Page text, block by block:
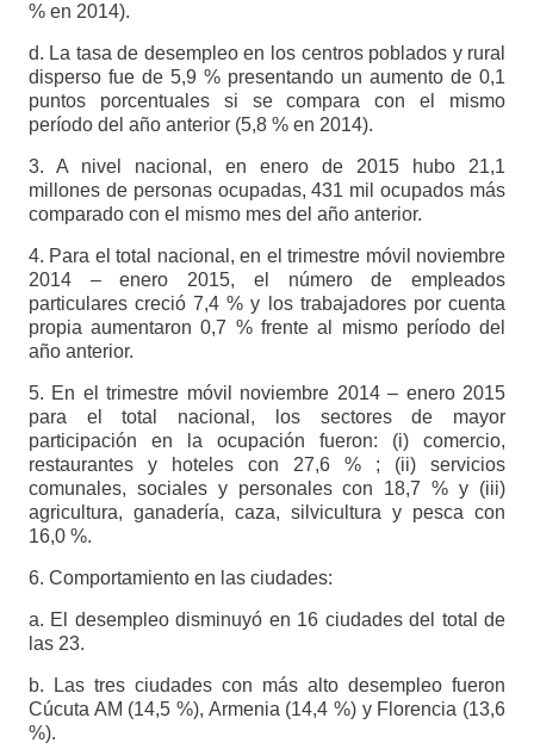
% en 2014).
d. La tasa de desempleo en los centros poblados y rural
disperso fue de 5,9 % presentando un aumento de 0,1
puntos porcentuales si se compara con el mismo
período del año anterior (5,8 % en 2014).
3. A nivel nacional, en enero de 2015 hubo 21,1
millones de personas ocupadas, 431 mil ocupados más
comparado con el mismo mes del año anterior.
4. Para el total nacional, en el trimestre móvil noviembre
2014 – enero 2015, el número de empleados
particulares creció 7,4 % y los trabajadores por cuenta
propia aumentaron 0,7 % frente al mismo período del
año anterior.
5. En el trimestre móvil noviembre 2014 – enero 2015
para el total nacional, los sectores de mayor
participación en la ocupación fueron: (i) comercio,
restaurantes y hoteles con 27,6 % ; (ii) servicios
comunales, sociales y personales con 18,7 % y (iii)
agricultura, ganadería, caza, silvicultura y pesca con
16,0 %.
6. Comportamiento en las ciudades:
a. El desempleo disminuyó en 16 ciudades del total de
las 23.
b. Las tres ciudades con más alto desempleo fueron
Cúcuta AM (14,5 %), Armenia (14,4 %) y Florencia (13,6
%).